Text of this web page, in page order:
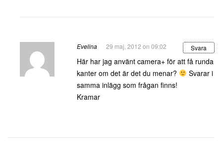
Evelina 29 maj, 2012 on 09:02 Svara
Här har jag använt camera+ för att få runda
kanter om det är det du menar?
Svarar i
samma inlägg som frågan finns!
Kramar